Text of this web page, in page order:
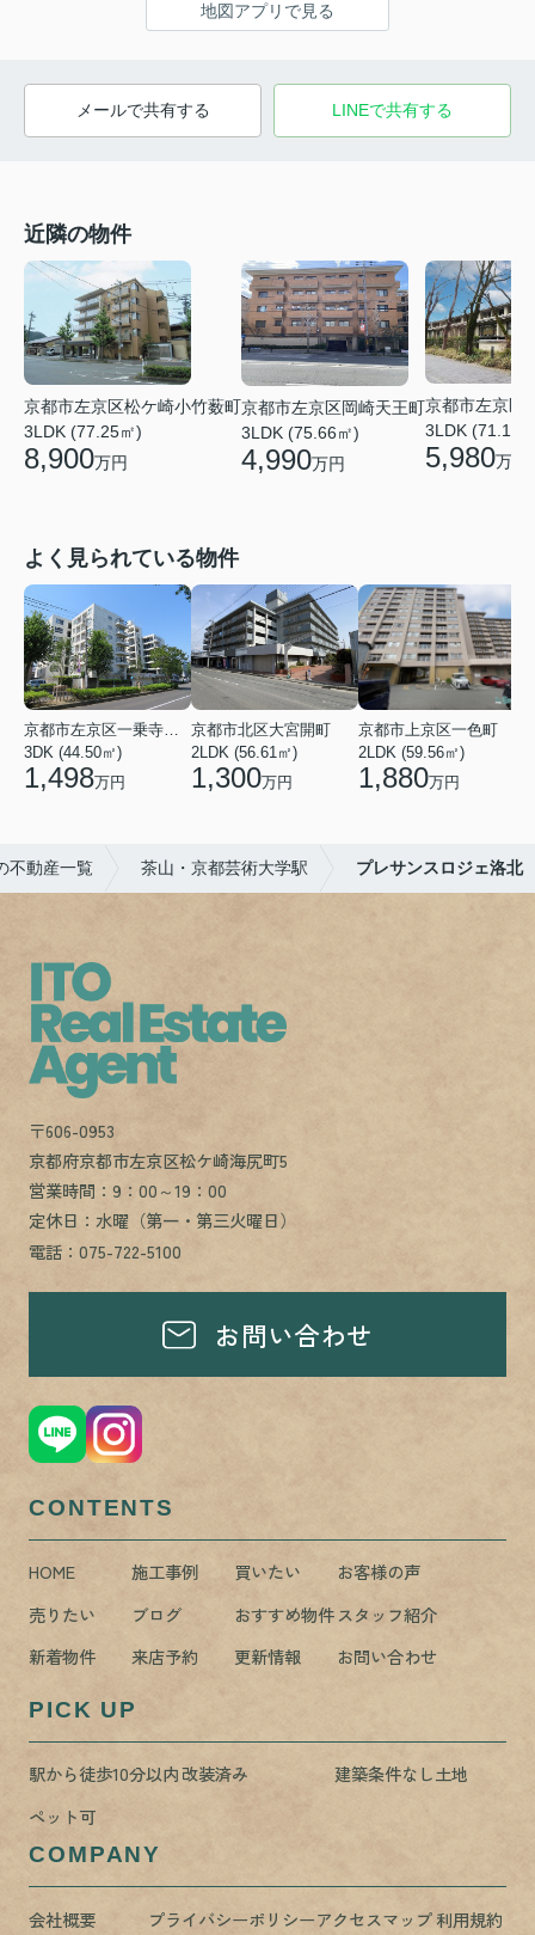
地図アプリで見る
メールで共有する LINEで共有する
近隣の物件
京都市左京区松ケ崎小竹薮町
3LDK (77.25㎡)
8,900万円
京都市左京区岡崎天王町
3LDK (75.66㎡)
4,990万円
京都市左京区
3LDK (71.19
5,980万円
よく見られている物件
3DK (44.50㎡)
1,498万円
京都市北区大宮開町
2LDK (56.61㎡)
1,300万円
京都市上京区一色町
2LDK (59.56㎡)
1,880万円
不動産一覧 茶山・京都芸術大学駅 プレサンスロジェ洛北
〒606-0953
京都府京都市左京区松ケ崎海尻町5
営業時間：9：00～19：00
定休日：水曜（第一・第三火曜日）
電話：075-722-5100
お問い合わせ
CONTENTS
HOME 施工事例 買いたい
お客様の声
売りたい
ブログ おすすめ物件スタッフ紹介
新着物件
来店予約 更新情報 お問い合わせ
PICK UP
駅から徒歩10分以内改装済み
建築条件なし土地
ペット可
COMPANY
会社概要 プライバシーポリシーアクセスマップ利用規約